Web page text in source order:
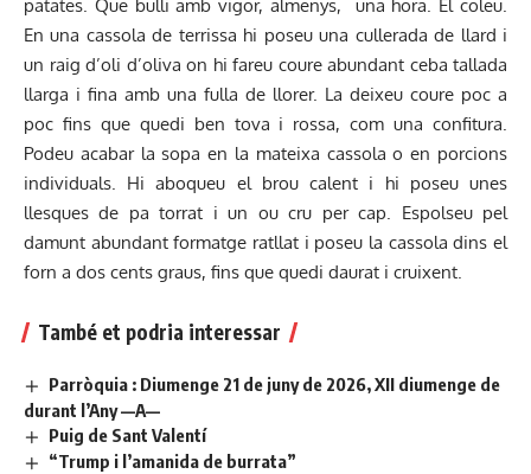
patates. Que bulli amb vigor, almenys, una hora. El coleu.
En una cassola de terrissa hi poseu una cullerada de llard i
un raig d’oli d’oliva on hi fareu coure abundant ceba tallada
llarga i fina amb una fulla de llorer. La deixeu coure poc a
poc fins que quedi ben tova i rossa, com una confitura.
Podeu acabar la sopa en la mateixa cassola o en porcions
individuals. Hi aboqueu el brou calent i hi poseu unes
llesques de pa torrat i un ou cru per cap. Espolseu pel
damunt abundant formatge ratllat i poseu la cassola dins el
forn a dos cents graus, fins que quedi daurat i cruixent.
També et podria interessar
Parròquia : Diumenge 21 de juny de 2026, XII diumenge de
durant l’Any —A—
Puig de Sant Valentí
“Trump i l’amanida de burrata”